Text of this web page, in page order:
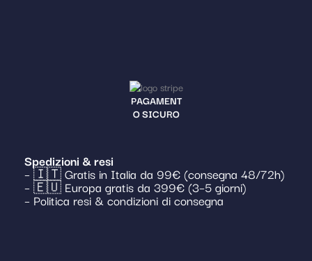
PAGAMENT
O SICURO
Spedizioni & resi
– 🇮🇹 Gratis in Italia da 99€ (consegna 48/72h)
– 🇪🇺 Europa gratis da 399€ (3–5 giorni)
– Politica resi & condizioni di consegna